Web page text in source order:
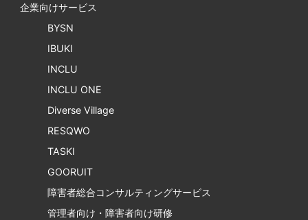
企業向けサービス
BYSN
IBUKI
INCLU
INCLU ONE
Diverse Village
RESQWO
TASKI
GOORUIT
障害者総合コンサルティングサービス
管理者向け・障害者向け研修